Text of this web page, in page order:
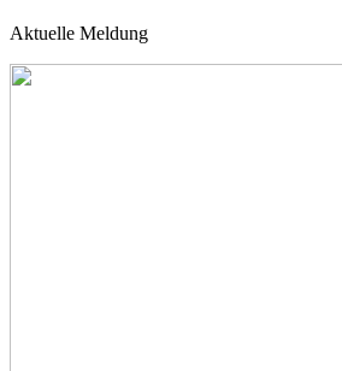
Aktuelle Meldung